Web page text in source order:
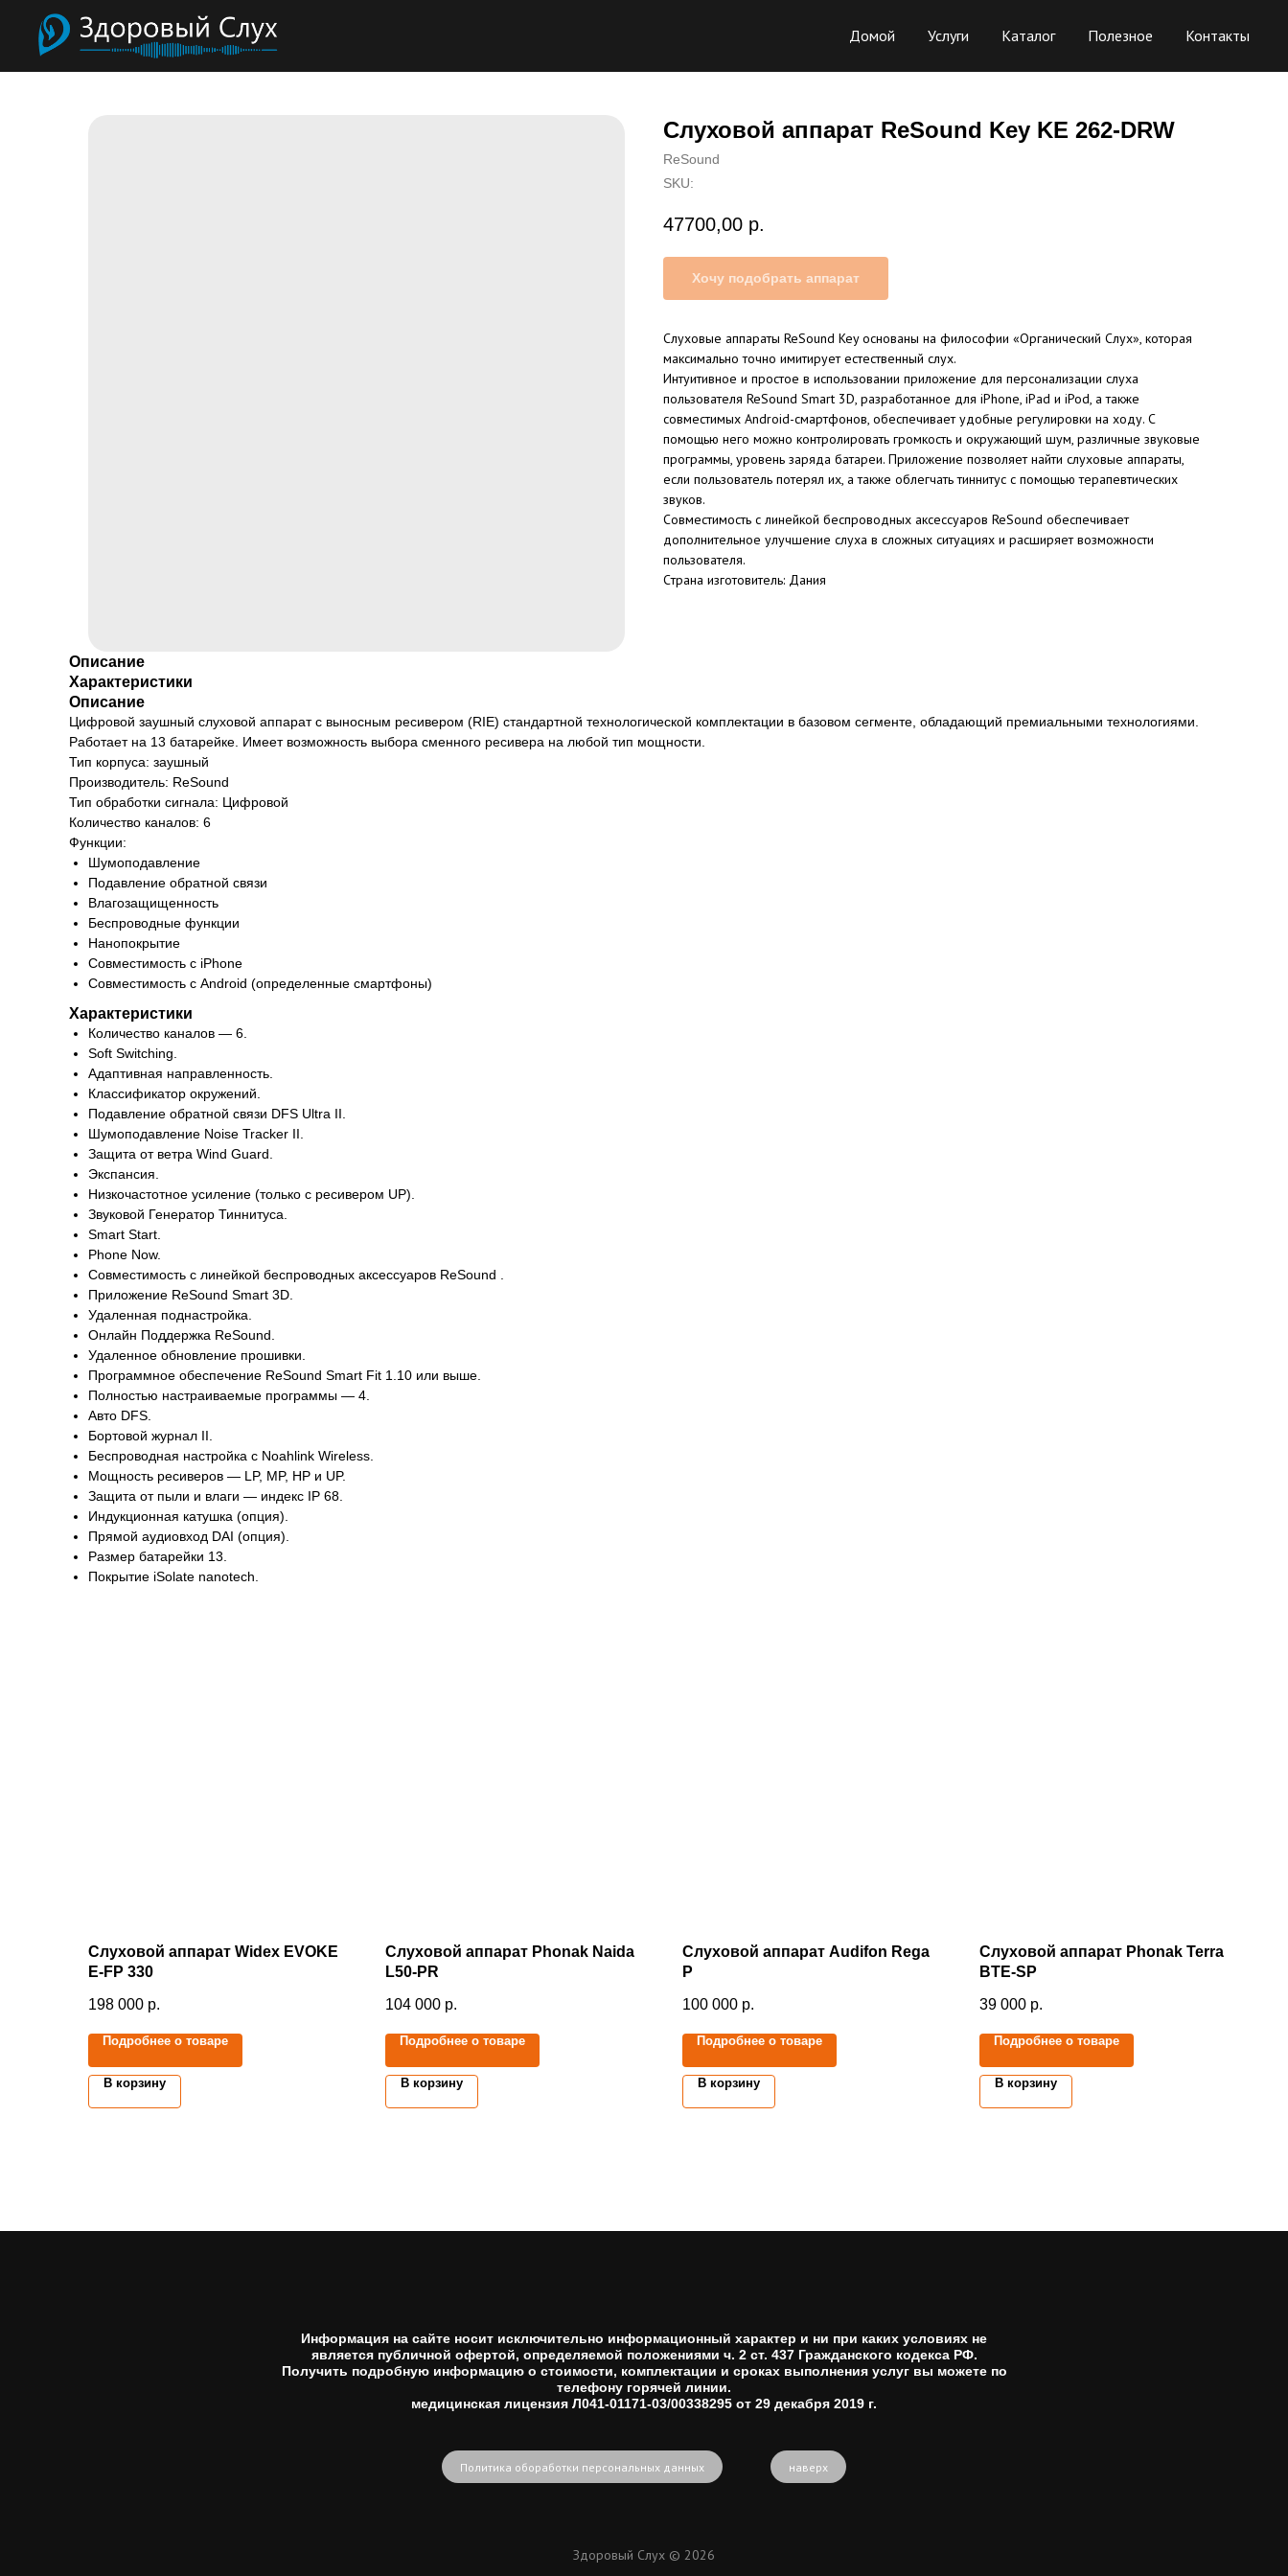
Домой Услуги Каталог Полезное Контакты
Слуховой аппарат ReSound Key KE 262-DRW
ReSound
SKU:
47700,00 р.
Хочу подобрать аппарат
Слуховые аппараты ReSound Key основаны на философии «Органический Слух», которая
максимально точно имитирует естественный слух.
Интуитивное и простое в использовании приложение для персонализации слуха
пользователя ReSound Smart 3D, разработанное для iPhone, iPad и iPod, а также
совместимых Android-смартфонов, обеспечивает удобные регулировки на ходу. С
помощью него можно контролировать громкость и окружающий шум, различные звуковые
программы, уровень заряда батареи. Приложение позволяет найти слуховые аппараты,
если пользователь потерял их, а также облегчать тиннитус с помощью терапевтических
звуков.
Совместимость с линейкой беспроводных аксессуаров ReSound обеспечивает
дополнительное улучшение слуха в сложных ситуациях и расширяет возможности
пользователя.
Cтрана изготовитель: Дания
Описание
Характеристики
Описание
Цифровой заушный слуховой аппарат с выносным ресивером (RIE) стандартной технологической комплектации в базовом сегменте, обладающий премиальными технологиями.
Работает на 13 батарейке. Имеет возможность выбора сменного ресивера на любой тип мощности.
Тип корпуса: заушный
Производитель: ReSound
Тип обработки сигнала: Цифровой
Количество каналов: 6
Функции:
Шумоподавление
Подавление обратной связи
Влагозащищенность
Беспроводные функции
Нанопокрытие
Совместимость с iPhone
Совместимость с Android (определенные смартфоны)
Характеристики
Количество каналов — 6.
Soft Switching.
Адаптивная направленность.
Классификатор окружений.
Подавление обратной связи DFS Ultra II.
Шумоподавление Noise Tracker II.
Защита от ветра Wind Guard.
Экспансия.
Низкочастотное усиление (только с ресивером UP).
Звуковой Генератор Тиннитуса.
Smart Start.
Phone Now.
Совместимость с линейкой беспроводных аксессуаров ReSound .
Приложение ReSound Smart 3D.
Удаленная поднастройка.
Онлайн Поддержка ReSound.
Удаленное обновление прошивки.
Программное обеспечение ReSound Smart Fit 1.10 или выше.
Полностью настраиваемые программы — 4.
Авто DFS.
Бортовой журнал II.
Беспроводная настройка с Noahlink Wireless.
Мощность ресиверов — LP, MP, HP и UP.
Защита от пыли и влаги — индекс IP 68.
Индукционная катушка (опция).
Прямой аудиовход DAI (опция).
Размер батарейки 13.
Покрытие iSolate nanotech.
Слуховой аппарат Widex EVOKE
E-FP 330
198 000 р.
Подробнее о товаре
В корзину
Слуховой аппарат Phonak Naida
L50-PR
104 000 р.
Подробнее о товаре
В корзину
Слуховой аппарат Audifon Rega
P
100 000 р.
Подробнее о товаре
В корзину
Слуховой аппарат Phonak Terra
BTE-SP
39 000 р.
Подробнее о товаре
В корзину
Информация на сайте носит исключительно информационный характер и ни при каких условиях не
является публичной офертой, определяемой положениями ч. 2 ст. 437 Гражданского кодекса РФ.
Получить подробную информацию о стоимости, комплектации и сроках выполнения услуг вы можете по
телефону горячей линии.
медицинская лицензия Л041-01171-03/00338295 от 29 декабря 2019 г.
Политика обоработки персональных данных наверх
Здоровый Слух © 2026